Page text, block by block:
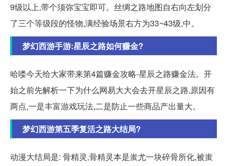
9级以上,带个须弥宝宝即可。丝绸之路地图自右向左划分
了三个等级段的怪物,满经验场景右方为33~43级,中。
梦幻西游手游:星辰之路如何赚金?
哈喽今天给大家带来第4篇赚金攻略-星辰之路赚金法。开
始之前先解析一下为什么网易大大会去开星辰之路,原因有
两点,一是丰富游戏玩法,二是防止一些商品产出量大。
梦幻西游第五季复活之路大结局?
动漫大结局是: 骨精灵,骨精灵本是蚩尤一块碎骨所化,被蚩